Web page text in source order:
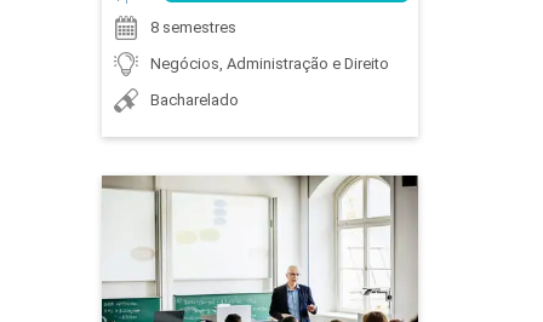
90
8 semestres
Negócios, Administração e Direito
Bacharelado
Administração
Detalhes do curso